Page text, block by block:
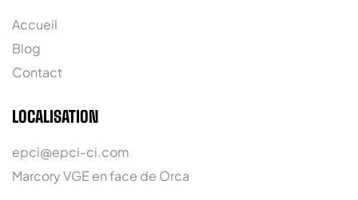
Accueil
Blog
Contact
LOCALISATION
epci@epci-ci.com
Marcory VGE en face de Orca